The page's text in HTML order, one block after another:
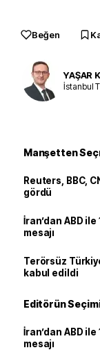
Beğen
YAŞAR
İstanbul
Manşetten
Reuters, BBC,
gördü
İran’dan ABD
mesajı
Terörsüz
kabul edildi
Editörün
İran’dan ABD
mesajı